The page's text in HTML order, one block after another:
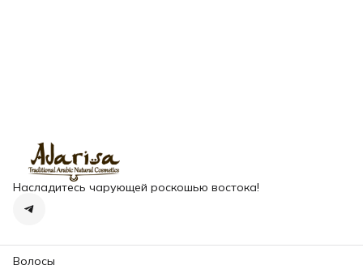
Насладитесь чарующей роскошью востока!
Волосы